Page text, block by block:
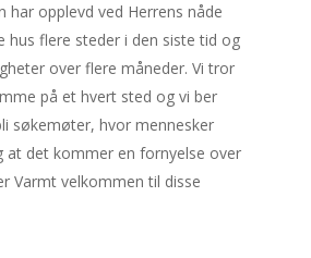
har opplevd ved Herrens nåde
hus flere steder i den siste tid og
over flere måneder. Vi tror
på et hvert sted og vi ber
søkemøter, hvor mennesker
at det kommer en fornyelse over
Varmt velkommen til disse